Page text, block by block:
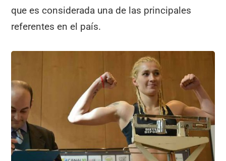
que es considerada una de las principales
referentes en el país.